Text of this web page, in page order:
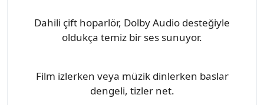
Dahili çift hoparlör, Dolby Audio desteğiyle
oldukça temiz bir ses sunuyor.
Film izlerken veya müzik dinlerken baslar
dengeli, tizler net.